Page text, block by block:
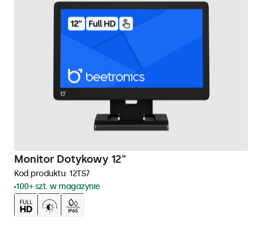
Monitor Dotykowy 12"
Kod produktu: 12TS7
100+ szt. w magazynie